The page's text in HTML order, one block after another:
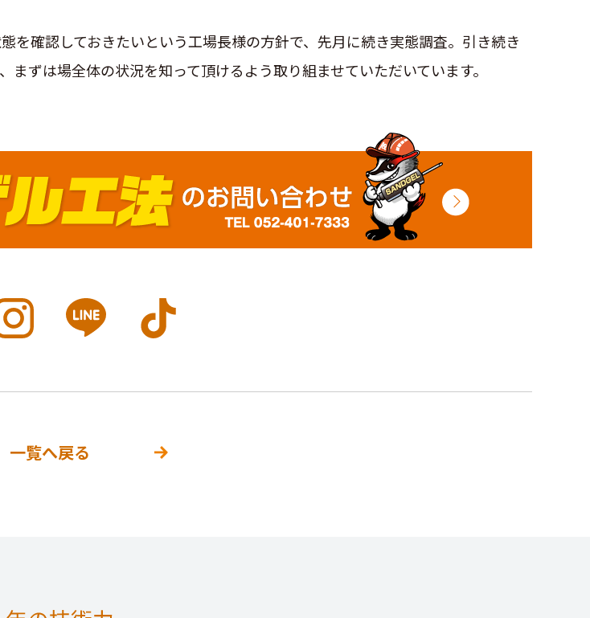
を確認しておきたいという工場長様の方針で、先月に続き実態調査。引き続き
ずは場全体の状況を知って頂けるよう取り組ませていただいています。
一覧へ戻る